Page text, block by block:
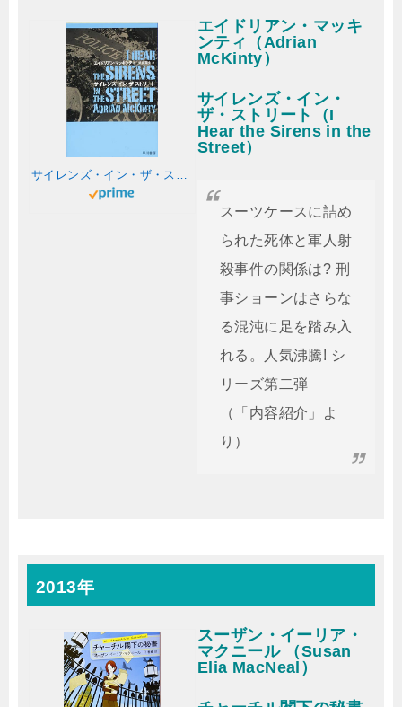
サイレンズ・イン・ザ・ストリート (ハヤカワ・ミステリ文庫)
エイドリアン・マッキ
ンティ（Adrian
McKinty）
サイレンズ・イン・
ザ・ストリート（I
Hear the Sirens in the
Street）
スーツケースに詰め
られた死体と軍人射
殺事件の関係は? 刑
事ショーンはさらな
る混沌に足を踏み入
れる。人気沸騰! シ
リーズ第二弾
（「内容紹介」よ
り）
2013年
スーザン・イーリア・
マクニール （Susan
Elia MacNeal）